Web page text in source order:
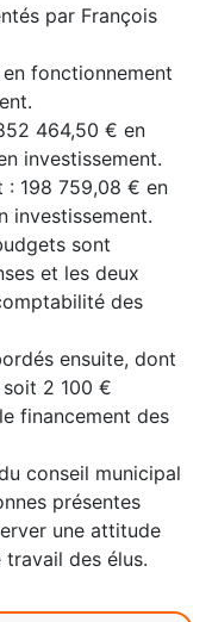
par François
fonctionnement
464,50 € en
investissement.
: 198 759,08 € en
investissement.
sont
et les deux
des
ensuite, dont
2 100 €
financement des
conseil municipal
présentes
une attitude
des élus.